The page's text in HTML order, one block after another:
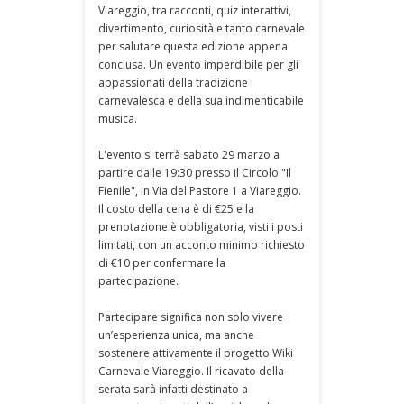
Viareggio, tra racconti, quiz interattivi,
divertimento, curiosità e tanto carnevale
per salutare questa edizione appena
conclusa. Un evento imperdibile per gli
appassionati della tradizione
carnevalesca e della sua indimenticabile
musica.
L'evento si terrà sabato 29 marzo a
partire dalle 19:30 presso il Circolo "Il
Fienile", in Via del Pastore 1 a Viareggio.
Il costo della cena è di €25 e la
prenotazione è obbligatoria, visti i posti
limitati, con un acconto minimo richiesto
di €10 per confermare la
partecipazione.
Partecipare significa non solo vivere
un’esperienza unica, ma anche
sostenere attivamente il progetto Wiki
Carnevale Viareggio. Il ricavato della
serata sarà infatti destinato a